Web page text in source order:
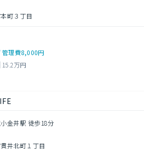
町３丁目
管理費8,000円
15.2万円
金井駅 徒歩18分
井北町１丁目